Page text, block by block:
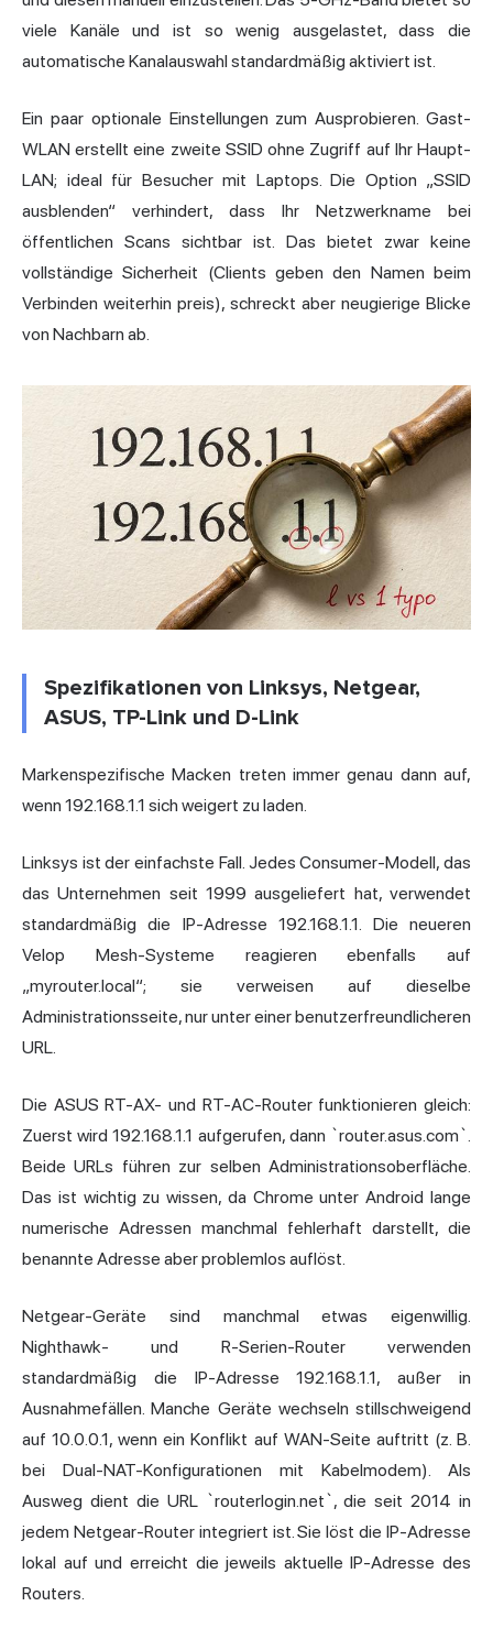
viele Kanäle und ist so wenig ausgelastet, dass die
automatische Kanalauswahl standardmäßig aktiviert ist.
Ein paar optionale Einstellungen zum Ausprobieren. Gast-
WLAN erstellt eine zweite SSID ohne Zugriff auf Ihr Haupt-
LAN; ideal für Besucher mit Laptops. Die Option „SSID
ausblenden“ verhindert, dass Ihr Netzwerkname bei
öffentlichen Scans sichtbar ist. Das bietet zwar keine
vollständige Sicherheit (Clients geben den Namen beim
Verbinden weiterhin preis), schreckt aber neugierige Blicke
von Nachbarn ab.
Spezifikationen von Linksys, Netgear,
ASUS, TP-Link und D-Link
Markenspezifische Macken treten immer genau dann auf,
wenn 192.168.1.1 sich weigert zu laden.
Linksys ist der einfachste Fall. Jedes Consumer-Modell, das
das Unternehmen seit 1999 ausgeliefert hat, verwendet
standardmäßig die IP-Adresse 192.168.1.1. Die neueren
Velop Mesh-Systeme reagieren ebenfalls auf
„myrouter.local“; sie verweisen auf dieselbe
Administrationsseite, nur unter einer benutzerfreundlicheren
URL.
Die ASUS RT-AX- und RT-AC-Router funktionieren gleich:
Zuerst wird 192.168.1.1 aufgerufen, dann `router.asus.com`.
Beide URLs führen zur selben Administrationsoberfläche.
Das ist wichtig zu wissen, da Chrome unter Android lange
numerische Adressen manchmal fehlerhaft darstellt, die
benannte Adresse aber problemlos auflöst.
Netgear-Geräte sind manchmal etwas eigenwillig.
Nighthawk- und R-Serien-Router verwenden
standardmäßig die IP-Adresse 192.168.1.1, außer in
Ausnahmefällen. Manche Geräte wechseln stillschweigend
auf 10.0.0.1, wenn ein Konflikt auf WAN-Seite auftritt (z. B.
bei Dual-NAT-Konfigurationen mit Kabelmodem). Als
Ausweg dient die URL `routerlogin.net`, die seit 2014 in
jedem Netgear-Router integriert ist. Sie löst die IP-Adresse
lokal auf und erreicht die jeweils aktuelle IP-Adresse des
Routers.